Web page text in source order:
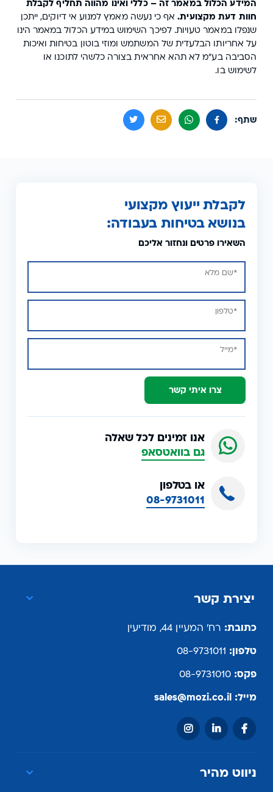
המידע הכלול במאמר זה – כללי ואינו מהווה תחליף לקבלת
חוות דעת מקצועית.אף כי נעשה מאמץ למנוע אי דיוקים, ייתכן
שנפלו במאמר טעויות. לפיכך השימוש במידע הכלול במאמר הינו
על אחריותו הבלעדית של המשתמש ומוזי בוטון בטיחות ואיכות
הסביבה בע"מ לא תהא אחראית בצורה כלשהי לתוכנו או
לשימוש בו.
שתף:
לקבלת ייעוץ מקצועי
בנושא בטיחות בעבודה:
השאירו פרטים ונחזור אליכם
צרו איתי קשר
אנו זמינים לכל שאלה
גם בוואטסאפ
או בטלפון
08-9731011
יצירת קשר
כתובת: רח' המעיין 44, מודיעין
טלפון: 08-9731011
פקס: 08-9731010
מייל: sales@mozi.co.il
ניווט מהיר